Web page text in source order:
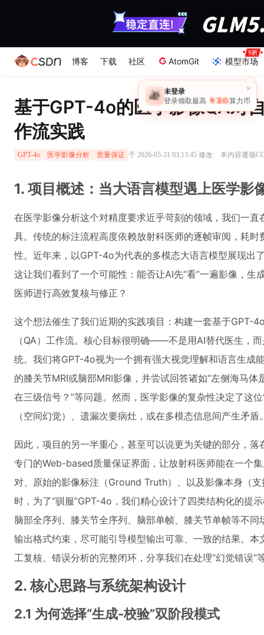
博客 下载 社区 AtomGit 模型市场
基于GPT-4o的医学影像QA对
作流实践
GPT-4o 医学影像分析 质量保证 于 2026-05-31 03:13:45 修改· 本内容遵循
1. 项目概述：当大语言模型遇上医学影
在医学影像分析这个对精度要求近乎苛刻的领域，我们一
具。传统的标注流程高度依赖放射科医师的逐帧审阅，耗
性。近年来，以GPT-4o为代表的多模态大语言模型展现出
这让我们看到了一个可能性：能否让AI先“看”一遍影像，
医师进行高效复核与修正？
这个想法催生了我们近期的实践项目：构建一套基于GPT-
（QA）工作流。核心目标很明确——不是用AI替代医生，
统。我们将GPT-4o视为一个拥有强大视觉理解和语言生成
的膝关节MRI或脑部MRI影像，并尝试回答诸如“左侧海马体
在三级信号？”等问题。然而，医学影像的复杂性决定了这
（空间幻觉）、遗漏次要病灶，或在多模态信息间产生矛盾
因此，项目的另一半重心，甚至可以说更为关键的部分，落
专门的Web-based质量保证界面，让放射科医师能在一个
对、原始的影像标注（Ground Truth）、以及影像本身（
时，为了“驯服”GPT-4o，我们精心设计了四类结构化的提
脑部全序列、膝关节全序列、脑部单帧、膝关节单帧等不
输出格式约束，尽可能引导模型输出可靠、一致的结果。
工复核、错误分析的完整闭环，分享我们在处理“幻觉错误”
2. 核心思路与系统架构设计
2.1 为何选择“生成-校验”双阶段模式